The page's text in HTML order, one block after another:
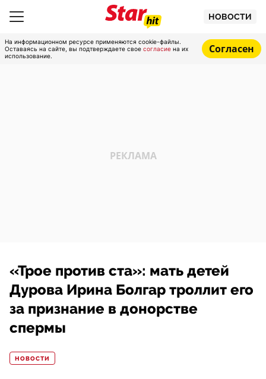
НОВОСТИ
На информационном ресурсе применяются cookie-файлы.
Оставаясь на сайте, вы подтверждаете свое согласие на их
использование.
Согласен
«Трое против ста»: мать детей
Дурова Ирина Болгар троллит его
за признание в донорстве
спермы
НОВОСТИ